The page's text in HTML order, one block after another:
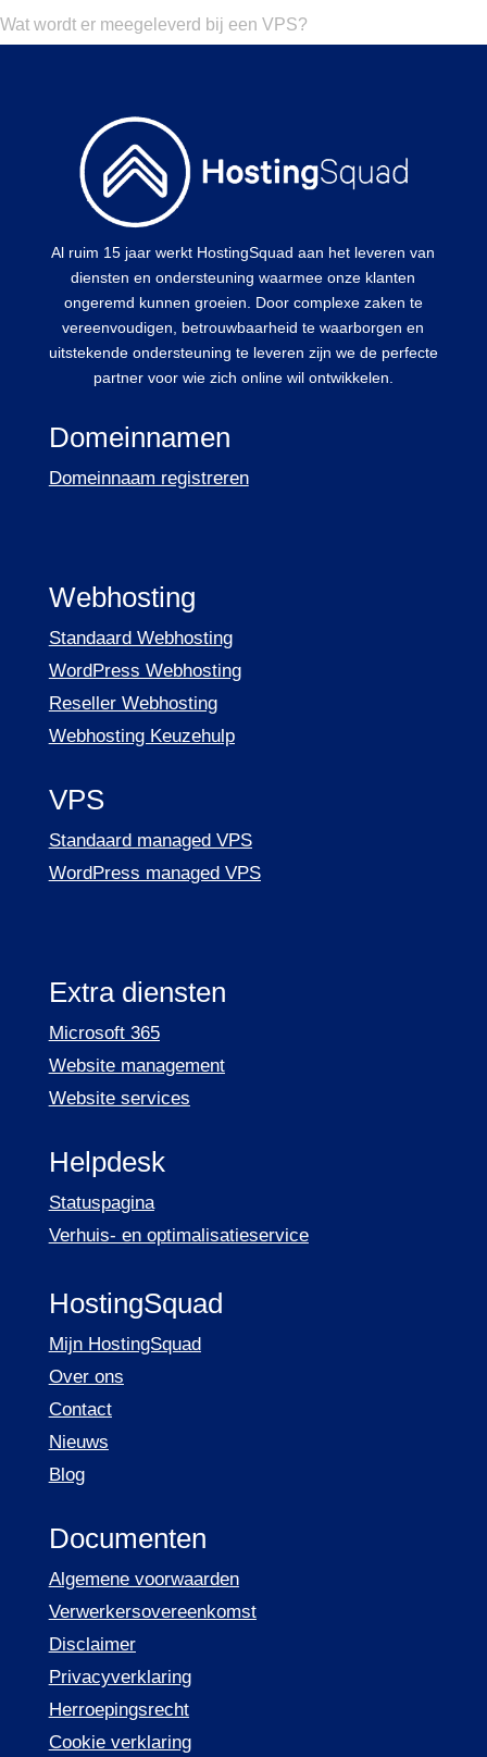
Wat wordt er meegeleverd bij een VPS?
Al ruim 15 jaar werkt HostingSquad aan het leveren van
diensten en ondersteuning waarmee onze klanten
ongeremd kunnen groeien. Door complexe zaken te
vereenvoudigen, betrouwbaarheid te waarborgen en
uitstekende ondersteuning te leveren zijn we de perfecte
partner voor wie zich online wil ontwikkelen.
Domeinnamen
Domeinnaam registreren
Webhosting
Standaard Webhosting
WordPress Webhosting
Reseller Webhosting
Webhosting Keuzehulp
VPS
Standaard managed VPS
WordPress managed VPS
Extra diensten
Microsoft 365
Website management
Website services
Helpdesk
Statuspagina
Verhuis- en optimalisatieservice
HostingSquad
Mijn HostingSquad
Over ons
Contact
Nieuws
Blog
Documenten
Algemene voorwaarden
Verwerkersovereenkomst
Disclaimer
Privacyverklaring
Herroepingsrecht
Cookie verklaring